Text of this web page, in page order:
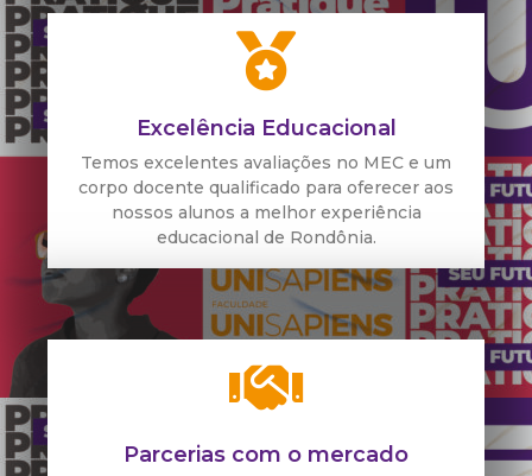
Excelência Educacional
Temos excelentes avaliações no MEC e um
corpo docente qualificado para oferecer aos
nossos alunos a melhor experiência
educacional de Rondônia.
Parcerias com o mercado